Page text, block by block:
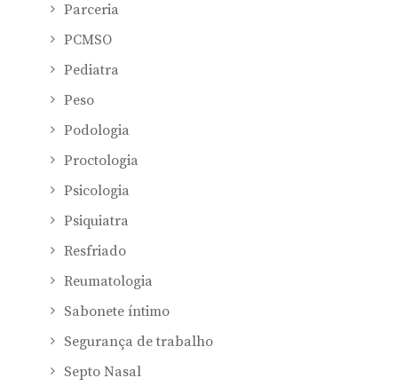
Parceria
PCMSO
Pediatra
Peso
Podologia
Proctologia
Psicologia
Psiquiatra
Resfriado
Reumatologia
Sabonete íntimo
Segurança de trabalho
Septo Nasal